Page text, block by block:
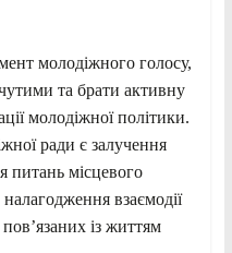
молодіжного голосу,
та брати активну
молодіжної політики.
ради є залучення
питань місцевого
взаємодії
із життям